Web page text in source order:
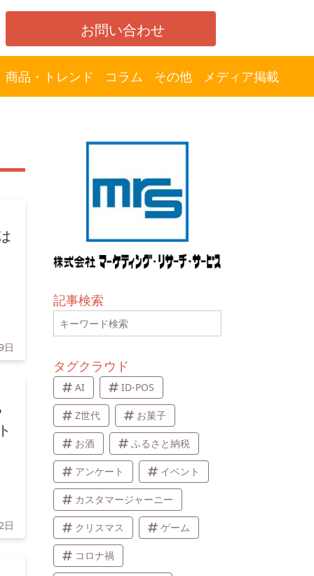
お問い合わせ
商品・トレンド コラム その他 メディア掲載
日
日
記事検索
タグクラウド
AI ID-POS
Z世代 お菓子
お酒 ふるさと納税
アンケート イベント
カスタマージャーニー
クリスマス ゲーム
コロナ禍